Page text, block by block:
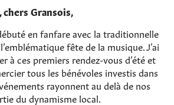
chers Gransois,
en fanfare avec la traditionnelle
fête de la musique. J’ai
à ces premiers rendez-vous d’été et
tous les bénévoles investis dans
rayonnent au delà de nos
du dynamisme local.